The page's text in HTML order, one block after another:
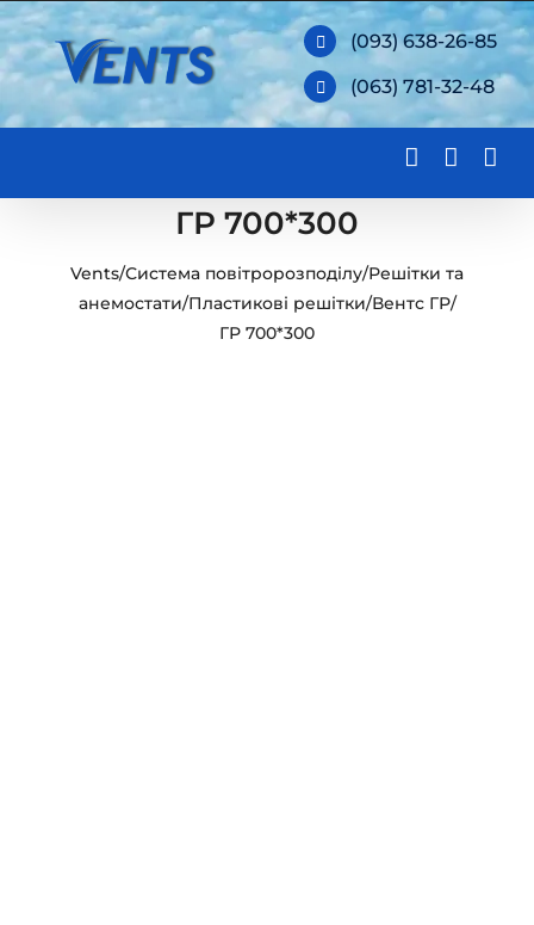
Skip
to
content
(093) 638-26-85
(063) 781-32-48
ГР 700*300
Vents/Система повітророзподілу/Решітки та
анемостати/Пластикові решітки/Вентс ГР/
ГР 700*300